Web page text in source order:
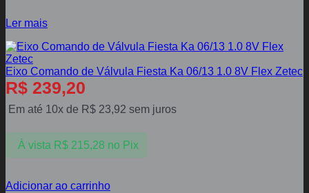
Ler mais
Eixo Comando de Válvula Fiesta Ka 06/13 1.0 8V Flex Zetec
R$ 239,20
Em até 10x de R$ 23,92 sem juros
À vista R$215,28 no Pix
Adicionar ao carrinho